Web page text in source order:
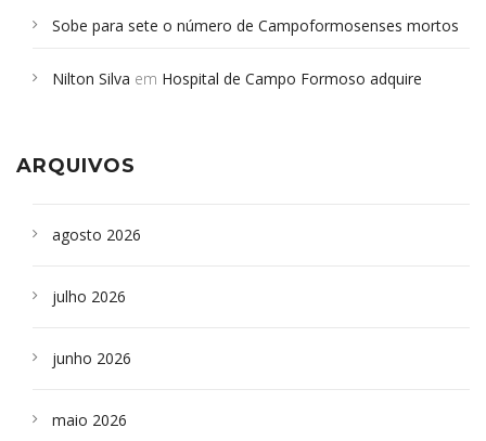
Sobe para sete o número de Campoformosenses mortos
Campoformosenses que morreram em desabamentos são
Nilton Silva em Hospital de Campo Formoso adquire
ARQUIVOS
agosto 2026
julho 2026
junho 2026
maio 2026